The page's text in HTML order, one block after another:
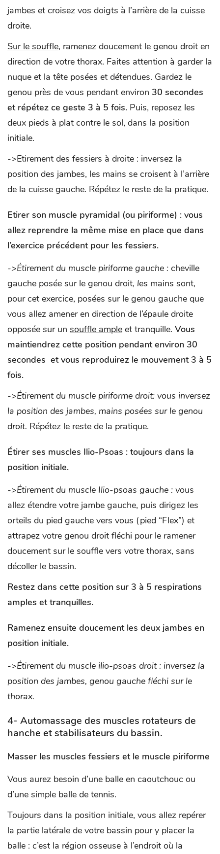
jambes et croisez vos doigts à l’arrière de la cuisse
droite.
Sur le souffle, ramenez doucement le genou droit en
direction de votre thorax. Faites attention à garder la
nuque et la tête posées et détendues. Gardez le
genou près de vous pendant environ 30 secondes
et répétez ce geste 3 à 5 fois. Puis, reposez les
deux pieds à plat contre le sol, dans la position
initiale.
->Etirement des fessiers à droite : inversez la
position des jambes, les mains se croisent à l’arrière
de la cuisse gauche. Répétez le reste de la pratique.
Etirer son muscle pyramidal (ou piriforme) : vous
allez reprendre la même mise en place que dans
l’exercice précédent pour les fessiers.
->Étirement du muscle piriforme gauche : cheville
gauche posée sur le genou droit, les mains sont,
pour cet exercice, posées sur le genou gauche que
vous allez amener en direction de l’épaule droite
opposée sur un souffle ample et tranquille. Vous
maintiendrez cette position pendant environ 30
secondes et vous reproduirez le mouvement 3 à 5
fois.
->Étirement du muscle piriforme droit: vous inversez
la position des jambes, mains posées sur le genou
droit. Répétez le reste de la pratique.
Étirer ses muscles Ilio-Psoas : toujours dans la
position initiale.
->Étirement du muscle Ilio-psoas gauche : vous
allez étendre votre jambe gauche, puis dirigez les
orteils du pied gauche vers vous (pied “Flex”) et
attrapez votre genou droit fléchi pour le ramener
doucement sur le souffle vers votre thorax, sans
décoller le bassin.
Restez dans cette position sur 3 à 5 respirations
amples et tranquilles.
Ramenez ensuite doucement les deux jambes en
position initiale.
->Étirement du muscle ilio-psoas droit : inversez la
position des jambes, genou gauche fléchi sur le
thorax.
4- Automassage des muscles rotateurs de
hanche et stabilisateurs du bassin.
Masser les muscles fessiers et le muscle piriforme
Vous aurez besoin d’une balle en caoutchouc ou
d’une simple balle de tennis.
Toujours dans la position initiale, vous allez repérer
la partie latérale de votre bassin pour y placer la
balle : c’est la région osseuse à l’endroit où la